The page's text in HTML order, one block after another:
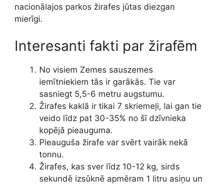
nacionālajos parkos žirafes jūtas diezgan
mierīgi.
Interesanti fakti par žirafēm
No visiem Zemes sauszemes
iemītniekiem tās ir garākās. Tie var
sasniegt 5,5-6 metru augstumu.
Žirafes kaklā ir tikai 7 skriemeļi, lai gan tie
veido līdz pat 30-35% no šī dzīvnieka
kopējā pieauguma.
Pieauguša žirafe var svērt vairāk nekā
tonnu.
Žirafes, kas sver līdz 10-12 kg, sirds
sekundē izsūknē apmēram 1 litru asiņu un